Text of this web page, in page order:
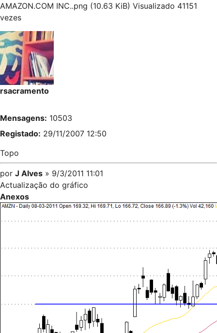
AMAZON.COM INC..png (10.63 KiB) Visualizado 41151
vezes
rsacramento
Mensagens: 10503
Registado: 29/11/2007 12:50
Topo
por J Alves » 9/3/2011 11:01
Actualização do gráfico
Anexos